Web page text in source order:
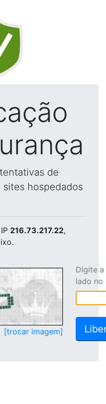
de
hospedados
216.73.217.22,
[trocar imagem]
Digite
lado no